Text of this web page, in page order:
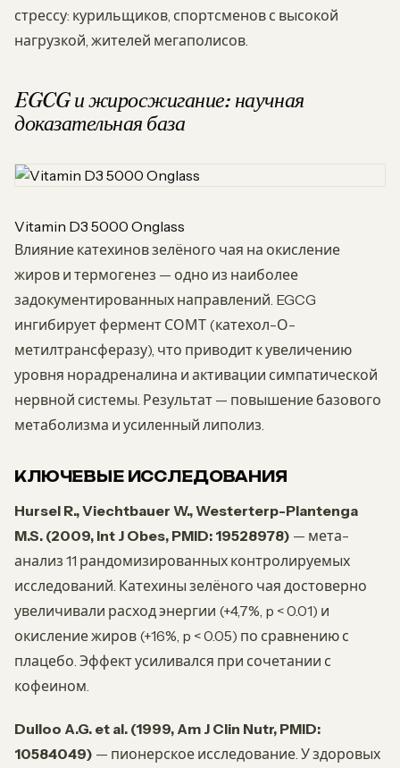
стрессу: курильщиков, спортсменов с высокой
нагрузкой, жителей мегаполисов.
EGCG и жиросжигание: научная
доказательная база
Vitamin D3 5000 Onglass
Влияние катехинов зелёного чая на окисление
жиров и термогенез — одно из наиболее
задокументированных направлений. EGCG
ингибирует фермент СОМТ (катехол-О-
метилтрансферазу), что приводит к увеличению
уровня норадреналина и активации симпатической
нервной системы. Результат — повышение базового
метаболизма и усиленный липолиз.
КЛЮЧЕВЫЕ ИССЛЕДОВАНИЯ
Hursel R., Viechtbauer W., Westerterp-Plantenga
M.S. (2009, Int J Obes, PMID: 19528978) — мета-
анализ 11 рандомизированных контролируемых
исследований. Катехины зелёного чая достоверно
увеличивали расход энергии (+4,7%, p < 0.01) и
окисление жиров (+16%, p < 0.05) по сравнению с
плацебо. Эффект усиливался при сочетании с
кофеином.
Dulloo A.G. et al. (1999, Am J Clin Nutr, PMID:
10584049) — пионерское исследование. У здоровых